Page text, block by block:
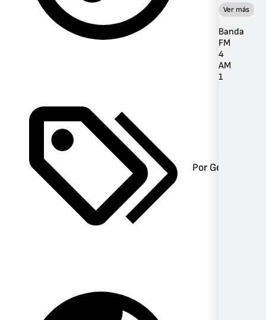
Por Género
Ver más
Banda
FM
4
AM
1